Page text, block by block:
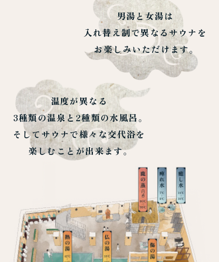
男湯と女湯は
入れ替え制で異なるサウナを
お楽しみいただけます。
温度が異なる
3種類の温泉と2種類の水風呂。
そしてサウナで様々な交代浴を
楽しむことが出来ます。